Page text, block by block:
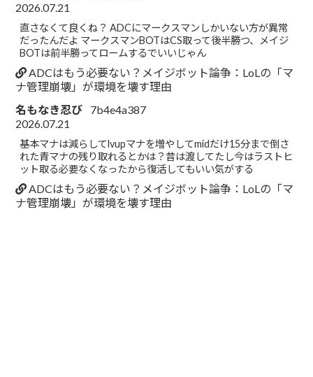
2026.07.21
直さなくて良くね？ ADCにマークスマンしかいない方が異常
だったんだよ マークスマンBOTはCS取って後半勝つ、メイジ
BOTは前半勝ってロームするでいいじゃん
ADCはもう必要ない？メイジボット論争：LoLの「マ
ナ管理崩壊」が環境を壊す理由
名もなき忍び
7b4e4a387
2026.07.21
基本マナは減らしてlvupマナを増やしてmidだけ15分まで倒さ
れた青マナの残り取れるとかは？昔は渡してたし今はラストヒ
ット取る必要なくなったから復活してもいい気がする
ADCはもう必要ない？メイジボット論争：LoLの「マ
ナ管理崩壊」が環境を壊す理由